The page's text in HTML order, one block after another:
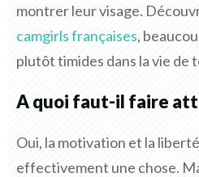
montrer leur visage.
camgirls françaises,
plutôt timides dans la vie de
A quoi faut-il faire
Oui, la motivation et la
effectivement une chose.